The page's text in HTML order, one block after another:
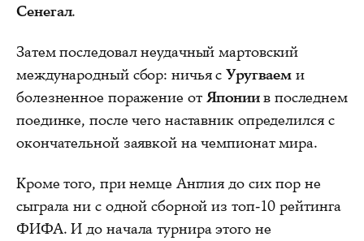
Сенегал.
Затем последовал неудачный мартовский
международный сбор: ничья сУругваем и
болезненное поражение от Япониив последнем
поединке, после чего наставник определился с
окончательной заявкой на чемпионат мира.
Кроме того, при немце Англия до сих пор не
сыграла ни с одной сборной из топ-10 рейтинга
ФИФА. И до начала турнира этого не